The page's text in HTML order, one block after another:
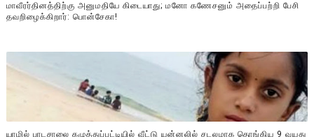
மாவீரர்தினத்திற்கு அனுமதியே கிடையாது; மனோ கணேசனும் அதைப்பற்றி பேசி
தவறிழைக்கிறார்: பொன்சேகா!
யாழில் பாடசாலை கழுத்துப்பட்டியில் வீட்டு யன்னலில் சடலமாக தொங்கிய 9 வயது